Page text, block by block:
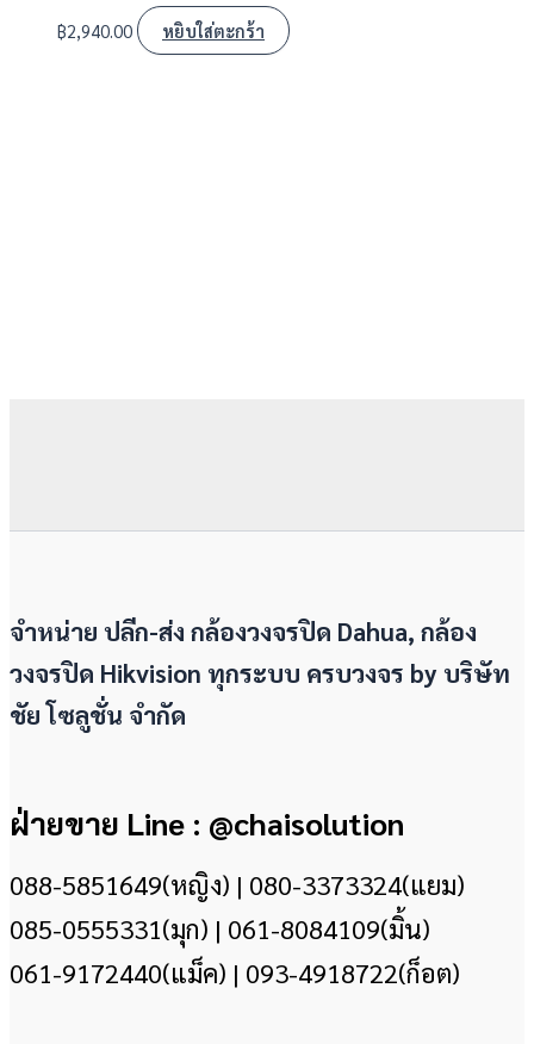
฿2,940.00 หยิบใส่ตะกร้า
จำหน่าย ปลีก-ส่ง กล้องวงจรปิด Dahua, กล้อง
วงจรปิด Hikvision ทุกระบบ ครบวงจร by บริษัท
ชัย โซลูชั่น จำกัด
ฝ่ายขาย Line : @chaisolution
088-5851649(หญิง) | 080-3373324(แยม)
085-0555331(มุก) | 061-8084109(มิ้น)
061-9172440(แม็ค) | 093-4918722(ก็อต)